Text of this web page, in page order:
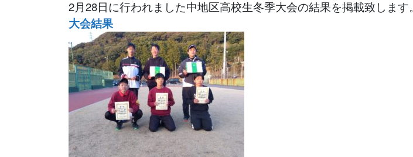
2月28日に行われました中地区高校生冬季大会の結果を掲載致します。
大会結果